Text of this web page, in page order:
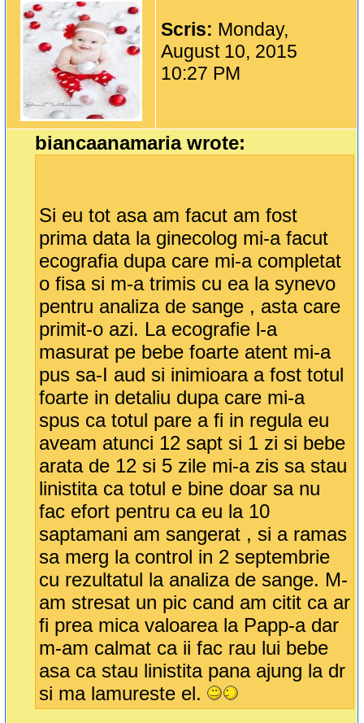
Scris: Monday,
August 10, 2015
10:27 PM
biancaanamaria wrote:
Si eu tot asa am facut am fost
prima data la ginecolog mi-a facut
ecografia dupa care mi-a completat
o fisa si m-a trimis cu ea la synevo
pentru analiza de sange , asta care
primit-o azi. La ecografie l-a
masurat pe bebe foarte atent mi-a
pus sa-I aud si inimioara a fost totul
foarte in detaliu dupa care mi-a
spus ca totul pare a fi in regula eu
aveam atunci 12 sapt si 1 zi si bebe
arata de 12 si 5 zile mi-a zis sa stau
linistita ca totul e bine doar sa nu
fac efort pentru ca eu la 10
saptamani am sangerat , si a ramas
sa merg la control in 2 septembrie
cu rezultatul la analiza de sange. M-
am stresat un pic cand am citit ca ar
fi prea mica valoarea la Papp-a dar
m-am calmat ca ii fac rau lui bebe
asa ca stau linistita pana ajung la dr
si ma lamureste el.